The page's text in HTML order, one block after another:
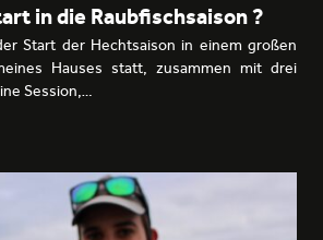
in die Raubfischsaison ?
Start der Hechtsaison in einem großen
Hauses statt, zusammen mit drei
Session,…